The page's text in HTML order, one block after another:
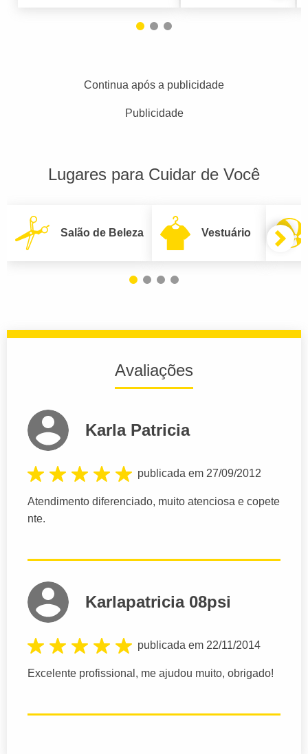
Continua após a publicidade
Publicidade
Lugares para Cuidar de Você
Salão de Beleza Vestuário
Avaliações
Karla Patricia
publicada em 27/09/2012
Atendimento diferenciado, muito atenciosa e copete
nte.
Karlapatricia 08psi
publicada em 22/11/2014
Excelente profissional, me ajudou muito, obrigado!